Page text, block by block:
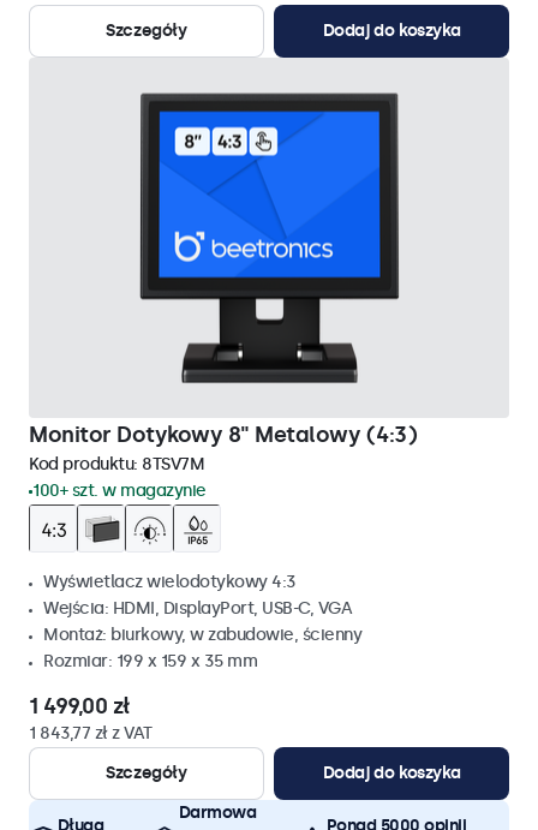
Szczegóły
Dodaj do koszyka
Monitor Dotykowy 8" Metalowy (4:3)
Kod produktu: 8TSV7M
100+ szt. w magazynie
Wyświetlacz wielodotykowy 4:3
Wejścia: HDMI, DisplayPort, USB-C, VGA
Montaż: biurkowy, w zabudowie, ścienny
Rozmiar: 199 x 159 x 35 mm
1 499,00 zł
1 843,77 zł z VAT
Szczegóły
Dodaj do koszyka
Długa
Darmowa
Ponad 5000 opinii